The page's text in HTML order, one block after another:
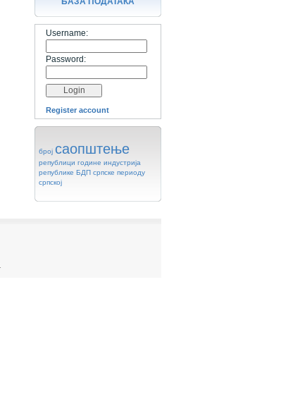
Username:
Password:
Register account
број саопштење
републици године индустрија
републике БДП српске периоду
српској